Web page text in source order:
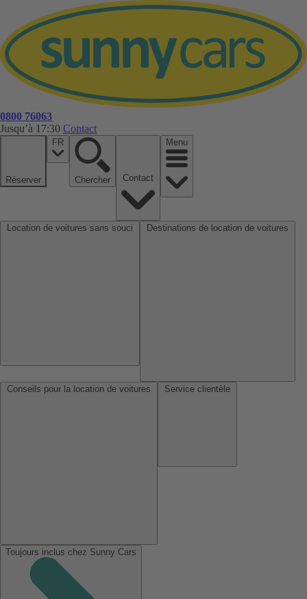
0800 76063
Jusqu’à 17:30 Contact
Réserver
FR
Chercher
Menu
Toujours inclus chez Sunny Cars